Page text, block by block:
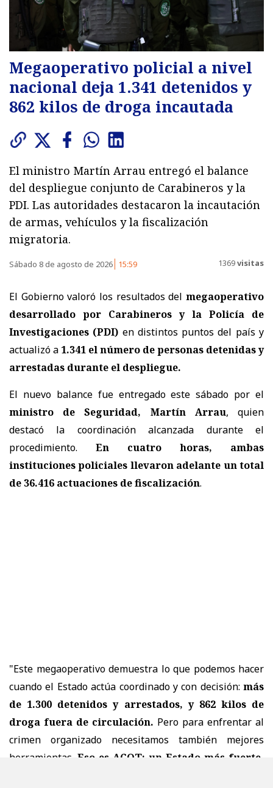
Megaoperativo policial a nivel
nacional deja 1.341 detenidos y
862 kilos de droga incautada
El ministro Martín Arrau entregó el balance
del despliegue conjunto de Carabineros y la
PDI. Las autoridades destacaron la incautación
de armas, vehículos y la fiscalización
migratoria.
Sábado 8 de agosto de 2026 15:59 1369visitas
El Gobierno valoró los resultados del megaoperativo
desarrollado por Carabineros y la Policía de
Investigaciones (PDI) en distintos puntos del país y
actualizó a 1.341 el número de personas detenidas y
arrestadas durante el despliegue.
El nuevo balance fue entregado este sábado por el
ministro de Seguridad, Martín Arrau, quien
destacó la coordinación alcanzada durante el
procedimiento. En cuatro horas, ambas
instituciones policiales llevaron adelante un total
de 36.416 actuaciones de fiscalización.
"Este megaoperativo demuestra lo que podemos hacer
cuando el Estado actúa coordinado y con decisión: más
de 1.300 detenidos y arrestados, y 862 kilos de
droga fuera de circulación. Pero para enfrentar al
crimen organizado necesitamos también mejores
herramientas. Eso es ACOT: un Estado más fuerte,